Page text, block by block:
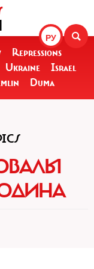
РУ
Repressions
Ukraine
Israel
Duma